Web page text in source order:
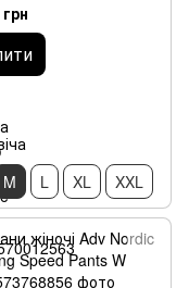
M L XL XXL